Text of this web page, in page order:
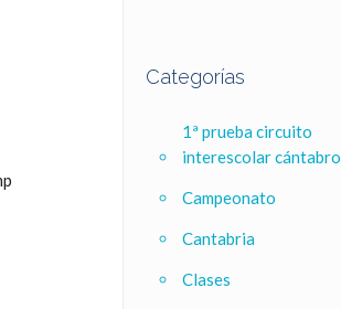
Categorías
1ª prueba circuito
interescolar cántabro
Campeonato
Cantabria
Clases